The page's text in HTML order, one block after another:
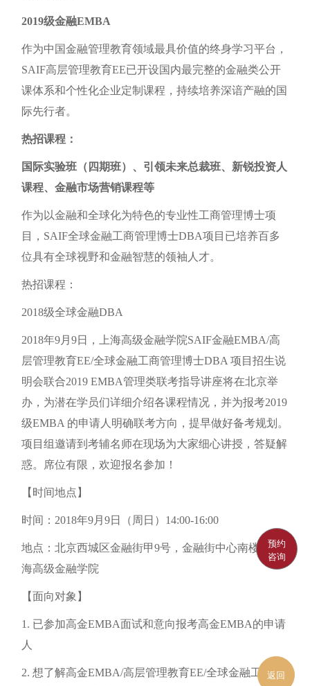
2019级金融EMBA
作为中国金融管理教育领域最具价值的终身学习平台，
SAIF高层管理教育EE已开设国内最完整的金融类公开
课体系和个性化企业定制课程，持续培养深谙产融的国
际先行者。
热招课程：
国际实验班（四期班）、引领未来总裁班、新锐投资人
课程、金融市场营销课程等
作为以金融和全球化为特色的专业性工商管理博士项
目，SAIF全球金融工商管理博士DBA项目已培养百多
位具有全球视野和金融智慧的领袖人才。
热招课程：
2018级全球金融DBA
2018年9月9日，上海高级金融学院SAIF金融EMBA/高
层管理教育EE/全球金融工商管理博士DBA 项目招生说
明会联合2019 EMBA管理类联考指导讲座将在北京举
办，为潜在学员们详细介绍各课程情况，并为报考2019
级EMBA 的申请人明确联考方向，提早做好备考规划。
项目组邀请到考辅名师在现场为大家细心讲授，答疑解
惑。席位有限，欢迎报名参加！
【时间地点】
时间：2018年9月9日（周日）14:00-16:00
地点：北京西城区金融街甲9号，金融街中心南楼2层上
海高级金融学院
【面向对象】
1. 已参加高金EMBA面试和意向报考高金EMBA的申请
人
2. 想了解高金EMBA/高层管理教育EE/全球金融工商管
预约
咨询
返回